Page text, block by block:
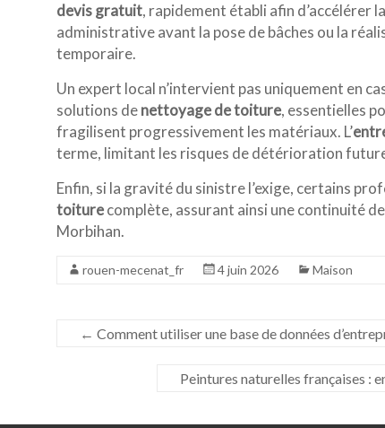
devis gratuit, rapidement établi afin d’accélérer
administrative avant la pose de bâches ou la
temporaire.
Un expert local n’intervient pas uniquement en
solutions denettoyage de toiture, essentielles
fragilisent progressivement les matériaux. L’
terme, limitant les risques de détérioration
Enfin, si la gravité du sinistre l’exige, certains
toiturecomplète, assurant ainsi une continuité
Morbihan.
rouen-mecenat_fr 4 juin 2026 Maison
← Comment utiliser une base de données
Peintures naturelles françaises :